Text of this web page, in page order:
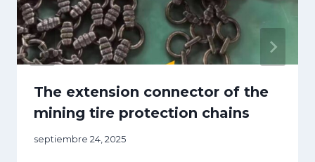
The extension connector of the
mining tire protection chains
septiembre 24, 2025